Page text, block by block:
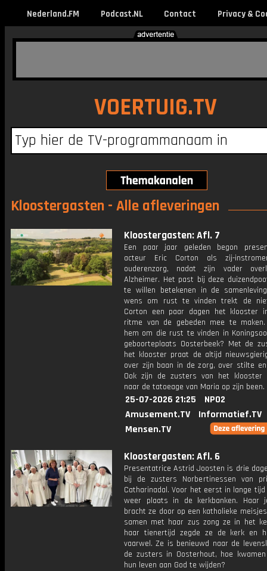
Nederland.FM Podcast.NL Contact Privacy &
VOERTUIG.TV
Kloostergasten - Alle afleveringen
Kloostergasten: Afl. 7
Een paar jaar geleden begon
acteur Eric Corton als zij-
ouderenzorg, nadat zijn vader
Alzheimer. Het past bij deze
te willen betekenen in de
wens om rust te vinden trekt de
Corton een paar dagen het klooster
ritme van de gebeden mee te
hem om die rust te vinden in
geboorteplaats Oosterbeek? Met de
het klooster praat de altijd
over zijn baan in de zorg, over stilte
Ook zijn de zusters van het klooster
naar de tatoeage van Maria op zijn been.
25-07-2026 21:25
NPO2
Amusement.TV
Informatief.TV
Mensen.TV
Kloostergasten: Afl. 6
Presentatrice Astrid Joosten is drie
bij de zusters Norbertinessen van
Catharinadal. Voor het eerst in lange
weer plaats in de kerkbanken. Haar
bracht ze door op een katholieke
samen met haar zus zong ze in het
haar tienertijd zegde ze de kerk en
vaarwel. Ze is benieuwd naar de
de zusters in Oosterhout, hoe
hun leven aan God te wijden?